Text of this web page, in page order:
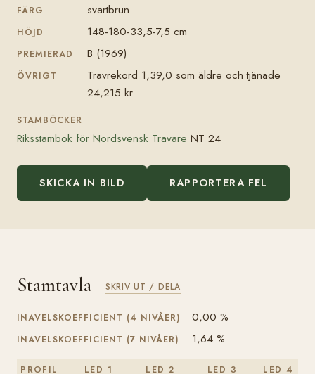
FÄRG svartbrun
HÖJD 148-180-33,5-7,5 cm
PREMIERAD B (1969)
ÖVRIGT
Travrekord 1,39,0 som äldre och tjänade
24,215 kr.
STAMBÖCKER
Riksstambok för Nordsvensk Travare NT 24
SKICKA IN BILD RAPPORTERA FEL
Stamtavla SKRIV UT / DELA
INAVELSKOEFFICIENT (4 NIVÅER) 0,00 %
INAVELSKOEFFICIENT (7 NIVÅER) 1,64 %
PROFIL LED 1 LED 2 LED 3 LED 4